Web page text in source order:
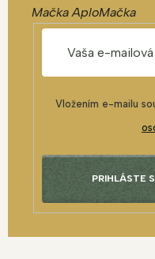
Mačka AploMačka
Vložením e-mailu
PRIHLÁSTE